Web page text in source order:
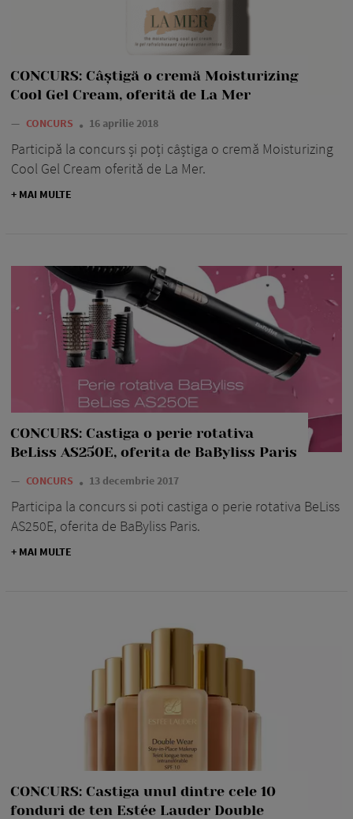
CONCURS: Câștigă o cremă Moisturizing
Cool Gel Cream, oferită de La Mer
— CONCURS 16 aprilie 2018
Participă la concurs și poți câștiga o cremă Moisturizing
Cool Gel Cream oferită de La Mer.
+ MAI MULTE
CONCURS: Castiga o perie rotativa
BeLiss AS250E, oferita de BaByliss Paris
— CONCURS 13 decembrie 2017
Participa la concurs si poti castiga o perie rotativa BeLiss
AS250E, oferita de BaByliss Paris.
+ MAI MULTE
CONCURS: Castiga unul dintre cele 10
fonduri de ten Estée Lauder Double